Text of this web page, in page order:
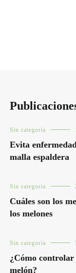
Sin categoría
Evita
malla espaldera
Sin categoría
Cuáles son los
los melones
Sin categoría
¿Cómo controlar
melón?